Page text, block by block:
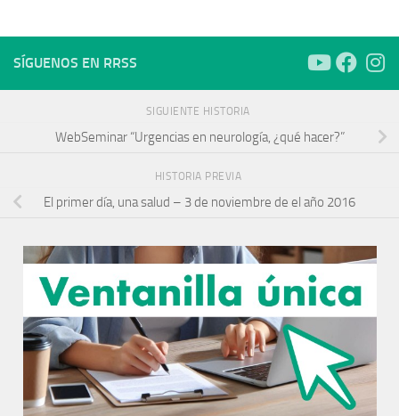
SÍGUENOS EN RRSS
SIGUIENTE HISTORIA
WebSeminar “Urgencias en neurología, ¿qué hacer?”
HISTORIA PREVIA
El primer día, una salud – 3 de noviembre de el año 2016